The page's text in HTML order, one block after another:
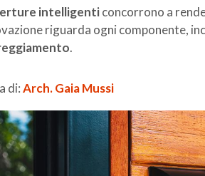
intelligenticoncorrono a
riguarda ogni componente,
.
di:Arch. Gaia Mussi